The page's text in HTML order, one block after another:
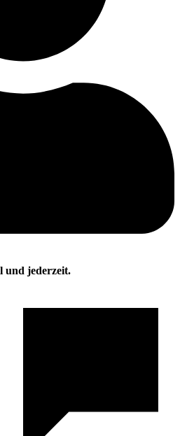
und jederzeit.